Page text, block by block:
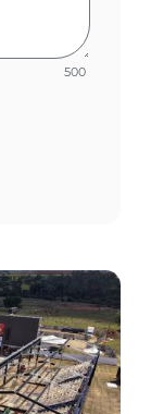
500